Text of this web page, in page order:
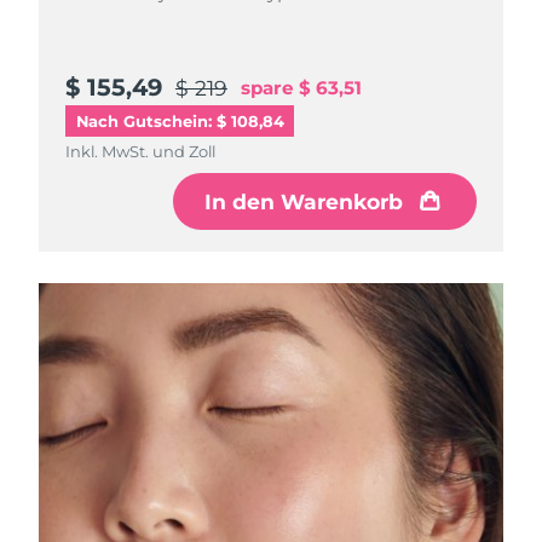
$ 155,49 $ 219 spare $ 63,51
Nach Gutschein: $ 108,84
Inkl. MwSt. und Zoll
In den Warenkorb
Luxemburg Erwartete Lieferung
Sonderverwaltungsregion
Macau
Erwartete Lieferung 8/11/26
Mexiko Erwartete Lieferung8/12/26
Erwartete Lieferung8/9/26
Niederlande Erwartete Lieferung8/8/26
Neuseeland Erwartete Lieferung8/8/26